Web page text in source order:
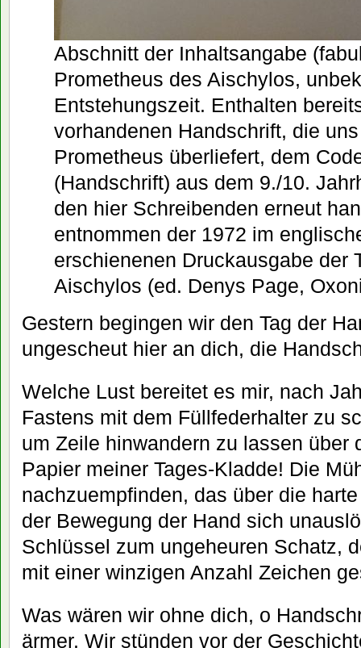
Abschnitt der Inhaltsangabe
Prometheus des Aischylos,
Entstehungszeit. Enthalten
vorhandenen Handschrift, die
Prometheus überliefert, dem
(Handschrift) aus dem 9./10.
den hier Schreibenden erneut
entnommen der 1972 im
erschienenen Druckausgabe der
Aischylos (ed. Denys Page,
Gestern begingen wir den Tag der
ungescheut hier an dich, die
Welche Lust bereitet es mir, nach
Fastens mit dem Füllfederhalter zu
um Zeile hinwandern zu lassen über
Papier meiner Tages-Kladde! Die
nachzuempfinden, das über die
der Bewegung der Hand sich
Schlüssel zum ungeheuren Schatz,
mit einer winzigen Anzahl Zeichen
Was wären wir ohne dich, o
ärmer. Wir stünden vor der